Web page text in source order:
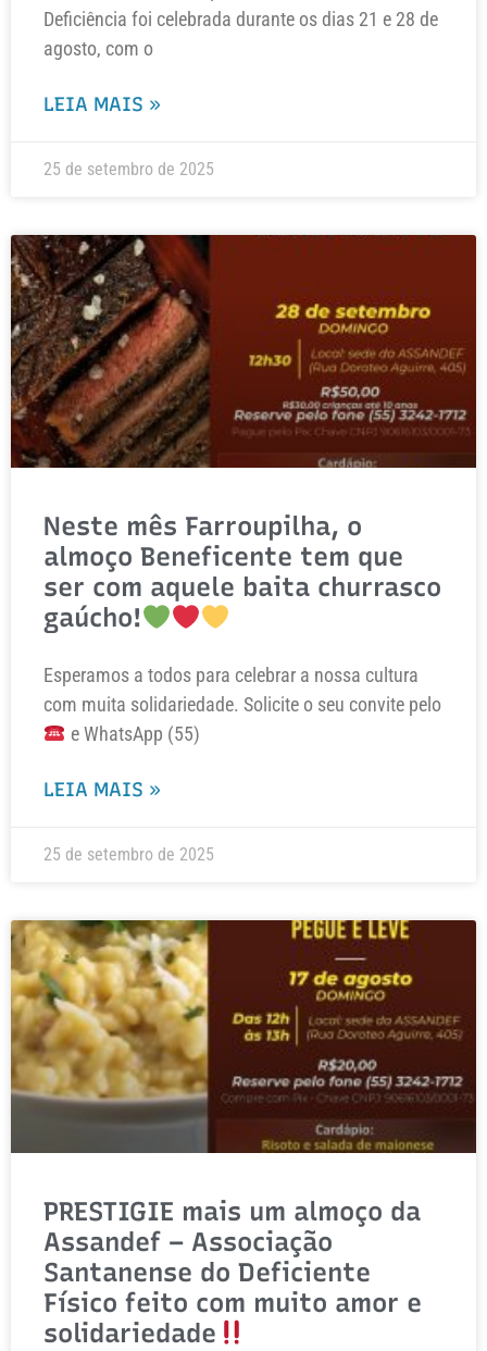
Deficiência foi celebrada durante os dias 21 e 28 de
agosto, com o
LEIA MAIS »
25 de setembro de 2025
Neste mês Farroupilha, o
almoço Beneficente tem que
ser com aquele baita churrasco
gaúcho!
Esperamos a todos para celebrar a nossa cultura
com muita solidariedade. Solicite o seu convite pelo
e WhatsApp (55)
LEIA MAIS »
25 de setembro de 2025
PRESTIGIE mais um almoço da
Assandef – Associação
Santanense do Deficiente
Físico feito com muito amor e
solidariedade